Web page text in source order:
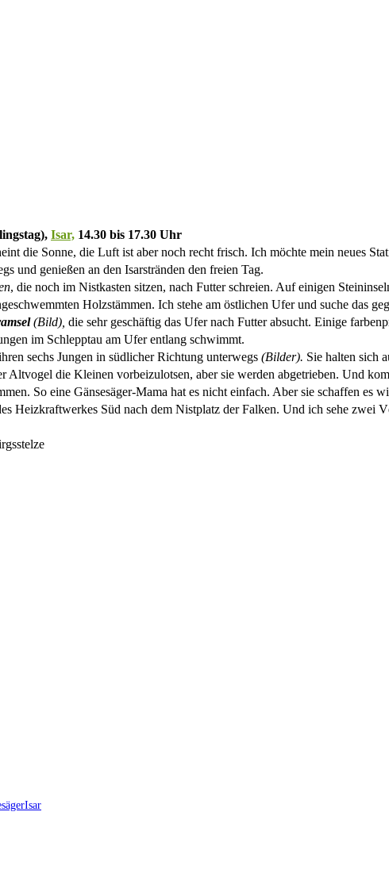
Isar, 14.30 bis 17.30 Uhr
die Sonne, die Luft ist aber noch recht frisch. Ich möchte mein neues
und genießen an den Isarstränden den freien Tag.
, die noch im Nistkasten sitzen, nach Futter schreien. Auf einigen
Holzstämmen. Ich stehe am östlichen Ufer und suche das
(Bild), die sehr geschäftig das Ufer nach Futter absucht. Einige
im Schlepptau am Ufer entlang schwimmt.
sechs Jungen in südlicher Richtung unterwegs (Bilder). Sie halten sich
die Kleinen vorbeizulotsen, aber sie werden abgetrieben. Und
So eine Gänsesäger-Mama hat es nicht einfach. Aber sie schaffen es
Heizkraftwerkes Süd nach dem Nistplatz der Falken. Und ich sehe zwei
Isar